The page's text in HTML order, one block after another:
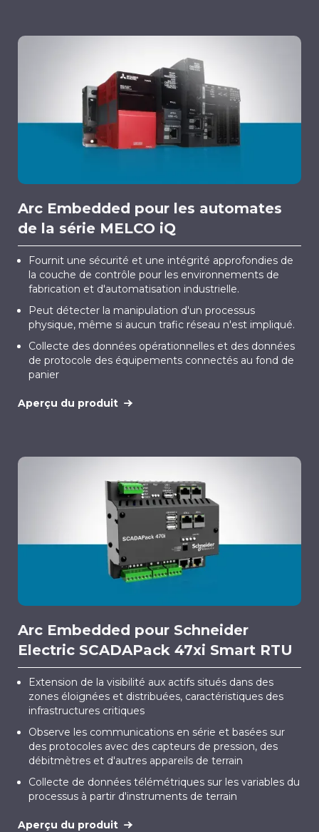
Arc Embedded pour les automates
de la série MELCO iQ
Fournit une sécurité et une intégrité approfondies de
la couche de contrôle pour les environnements de
fabrication et d'automatisation industrielle.
Peut détecter la manipulation d'un processus
physique, même si aucun trafic réseau n'est impliqué.
Collecte des données opérationnelles et des données
de protocole des équipements connectés au fond de
panier
Aperçu du produit
Arc Embedded pour Schneider
Electric SCADAPack 47xi Smart RTU
Extension de la visibilité aux actifs situés dans des
zones éloignées et distribuées, caractéristiques des
infrastructures critiques
Observe les communications en série et basées sur
des protocoles avec des capteurs de pression, des
débitmètres et d'autres appareils de terrain
Collecte de données télémétriques sur les variables du
processus à partir d'instruments de terrain
Aperçu du produit